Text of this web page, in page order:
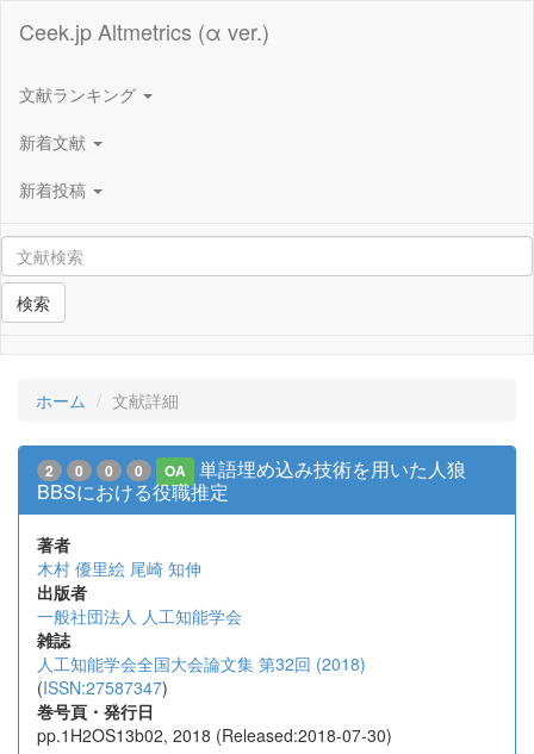
Ceek.jp Altmetrics (α ver.)
文献ランキング
新着文献
新着投稿
検索
ホーム 文献詳細
2 0 0 0 OA
単語埋め込み技術を用いた人狼
BBSにおける役職推定
著者
木村 優里絵 尾崎 知伸
出版者
一般社団法人 人工知能学会
雑誌
人工知能学会全国大会論文集 第32回 (2018)
(ISSN:27587347)
巻号頁・発行日
pp.1H2OS13b02, 2018 (Released:2018-07-30)